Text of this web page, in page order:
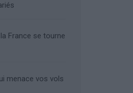
France se tourne
menace vos vols